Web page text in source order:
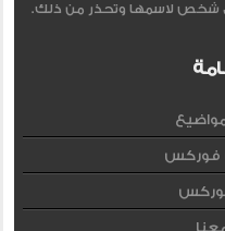
شخص لاسمها وتحذر من ذلك.
فوركس